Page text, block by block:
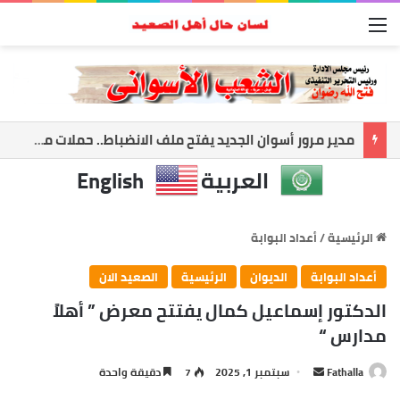
حمدي راشد: أعظم إنجاز في حياتي أن أرى معلمًا نجح وطالبًا أصبح صاحب رسالة
العربية English
الرئيسية/أعداد البوابة
أعداد البوابة
الديوان الرئيسية الصعيد الان
الدكتور إسماعيل كمال يفتتح معرض ” أهلاً
مدارس “
Fathalla سبتمبر 1, 2025 7 دقيقة واحدة